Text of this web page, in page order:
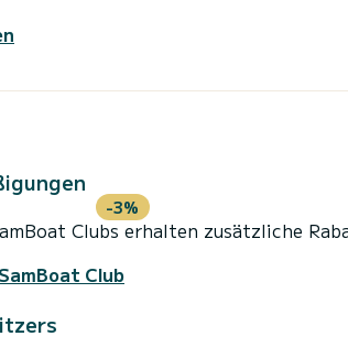
-3%
Clubs erhalten zusätzliche
Club